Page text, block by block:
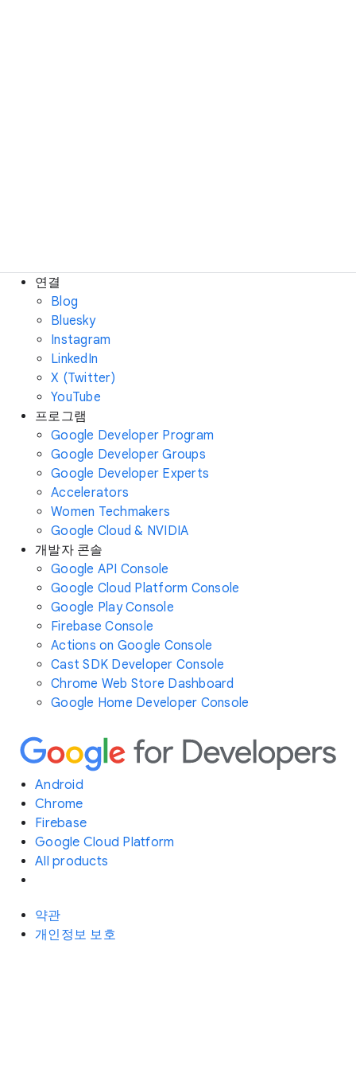
연결
Blog
Bluesky
Instagram
LinkedIn
X (Twitter)
YouTube
프로그램
Google Developer Program
Google Developer Groups
Google Developer Experts
Accelerators
Women Techmakers
Google Cloud & NVIDIA
개발자 콘솔
Google API Console
Google Cloud Platform Console
Google Play Console
Firebase Console
Actions on Google Console
Cast SDK Developer Console
Chrome Web Store Dashboard
Google Home Developer Console
Android
Chrome
Firebase
Google Cloud Platform
All products
약관
개인정보 보호